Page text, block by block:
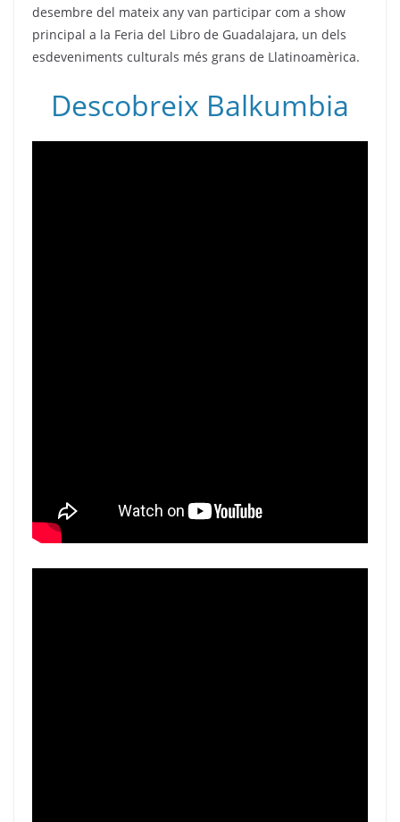
desembre del mateix any van participar com a show
principal a la Feria del Libro de Guadalajara, un dels
esdeveniments culturals més grans de Llatinoamèrica.
Descobreix Balkumbia